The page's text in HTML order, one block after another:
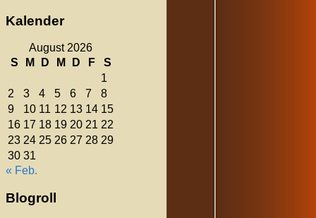
Kalender
August 2026
S
M D M D F
S
1
2
3 4 5 6 7
8
9
10 11 12 13 14 15
16 17 18 19 20 21 22
23 24 25 26 27 28 29
30 31
« Feb.
Blogroll